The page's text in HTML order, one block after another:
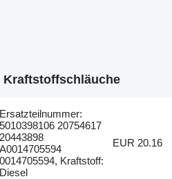
Kraftstoffschläuche
Ersatzteilnummer:
5010398106 20754617
20443898
A0014705594
0014705594, Kraftstoff:
Diesel
EUR 20.16